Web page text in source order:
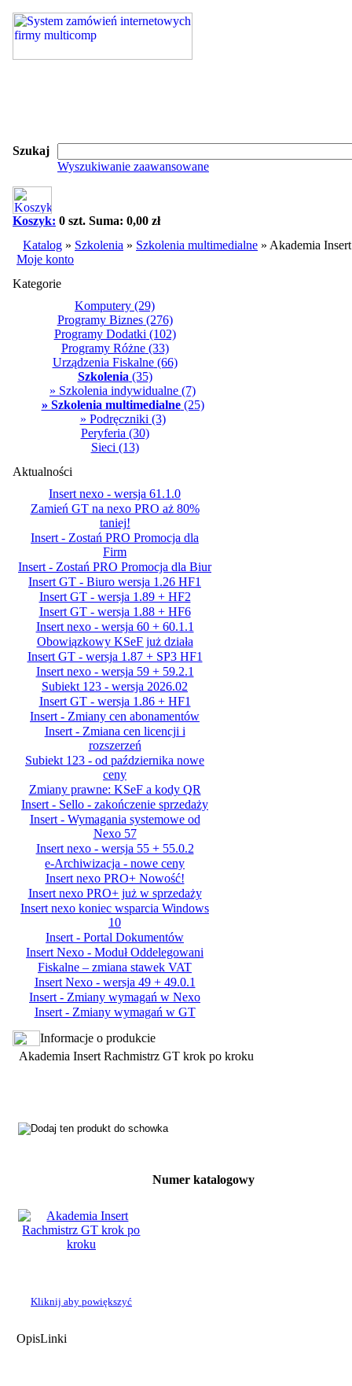
Szukaj
Wyszukiwanie zaawansowane
Koszyk: 0 szt. Suma: 0,00 zł
Katalog » Szkolenia » Szkolenia multimedialne » Akademia
Moje konto
Kategorie
Komputery (29)
Programy Biznes(276)
Programy Dodatki (102)
Programy Różne(33)
Urządzenia Fiskalne(66)
Szkolenia (35)
» Szkolenia indywidualne (7)
» Szkolenia multimedialne(25)
» Podręczniki (3)
Peryferia (30)
Sieci (13)
Aktualności
Insert nexo - wersja 61.1.0
Zamień GT na nexo PRO aż 80%
taniej!
Insert - Zostań PRO Promocja dla
Firm
Insert - Zostań PRO Promocja dla Biur
Insert GT - Biuro wersja 1.26 HF1
Insert GT - wersja 1.89 + HF2
Insert GT - wersja 1.88 + HF6
Insert nexo - wersja 60 + 60.1.1
Obowiązkowy KSeF już działa
Insert GT - wersja 1.87 + SP3 HF1
Insert nexo - wersja 59 + 59.2.1
Subiekt 123 - wersja 2026.02
Insert GT - wersja 1.86 + HF1
Insert - Zmiany cen abonamentów
Insert - Zmiana cen licencji i
rozszerzeń
Subiekt 123 - od października nowe
ceny
Zmiany prawne: KSeF a kody QR
Insert - Sello - zakończenie sprzedaży
Insert - Wymagania systemowe od
Nexo 57
Insert nexo - wersja 55 + 55.0.2
e-Archiwizacja - nowe ceny
Insert nexo PRO+ Nowość!
Insert nexo PRO+ już w sprzedaży
Insert nexo koniec wsparcia Windows
10
Insert - Portal Dokumentów
Insert Nexo - Moduł Oddelegowani
Fiskalne – zmiana stawek VAT
Insert Nexo - wersja 49 + 49.0.1
Insert - Zmiany wymagań w Nexo
Insert - Zmiany wymagań w GT
Informacje o produkcie
Akademia Insert Rachmistrz GT krok po kroku
Kliknij aby powiększyć
Numer katalogowy
OpisLinki